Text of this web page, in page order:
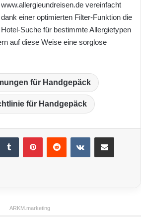
www.allergieundreisen.de vereinfacht
dank einer optimierten Filter-Funktion die
Hotel-Suche für bestimmte Allergietypen
auf diese Weise eine sorglose
für Handgepäck
für Handgepäck
ARKM.marketing